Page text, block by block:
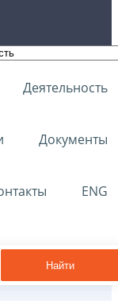
Деятельность
Документы
ENG
Найти